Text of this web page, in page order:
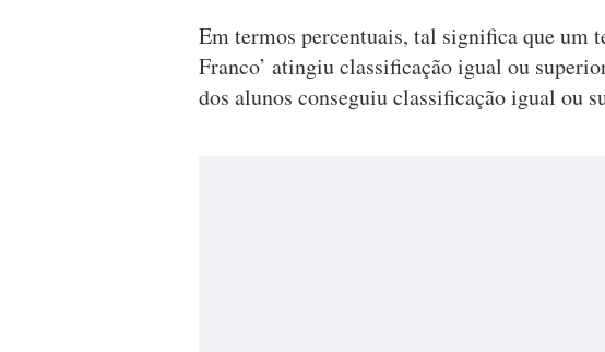
Em termos percentuais, tal significa que um
Franco’ atingiu classificação igual ou
dos alunos conseguiu classificação igual ou